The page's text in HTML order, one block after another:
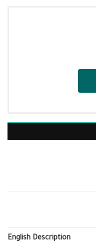
English Description